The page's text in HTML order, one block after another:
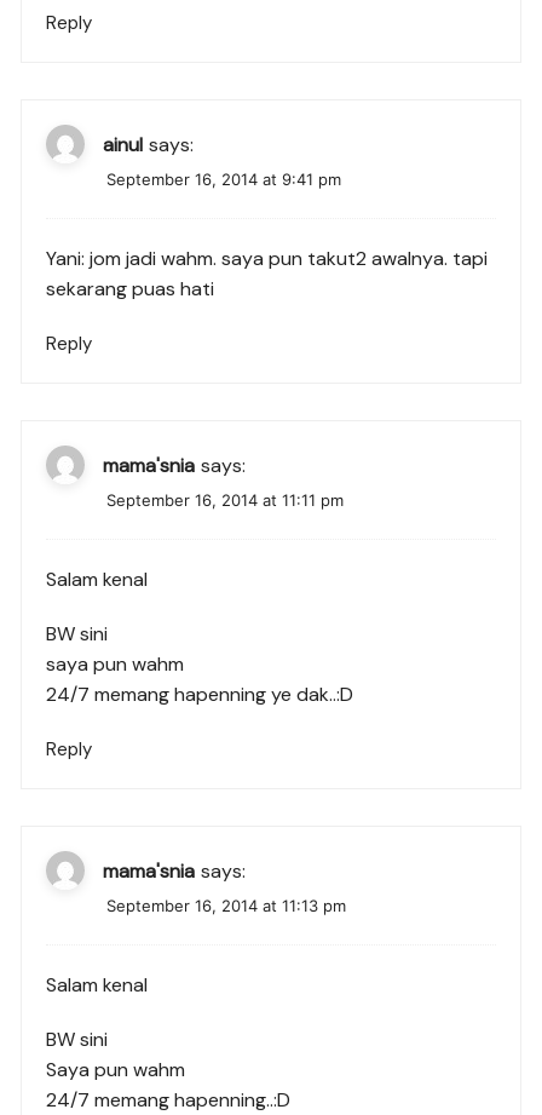
Reply
ainul says:
September 16, 2014 at 9:41 pm
Yani: jom jadi wahm. saya pun takut2 awalnya. tapi
sekarang puas hati
Reply
mama'snia says:
September 16, 2014 at 11:11 pm
Salam kenal
BW sini
saya pun wahm
24/7 memang hapenning ye dak..:D
Reply
mama'snia says:
September 16, 2014 at 11:13 pm
Salam kenal
BW sini
Saya pun wahm
24/7 memang hapenning..:D